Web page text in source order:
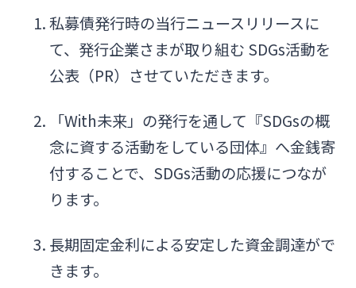
私募債発行時の当行ニュースリリースに
て、発行企業さまが取り組む SDGs活動を
公表（PR）させていただきます。
「With未来」の発行を通して『SDGsの概
念に資する活動をしている団体』へ金銭寄
付することで、SDGs活動の応援につなが
ります。
長期固定金利による安定した資金調達がで
きます。